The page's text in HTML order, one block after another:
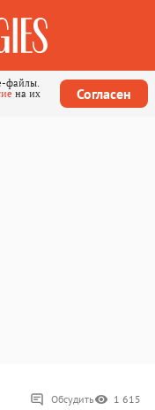
файлы.
на их
Согласен
Обсудить 1 615